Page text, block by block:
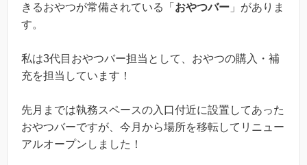
きるおやつが常備されている「 おやつバー 」がありま
す。
私は3代目おやつバー担当として、おやつの購入・補
充を担当しています！
先月までは執務スペースの入口付近に設置してあった
おやつバーですが、今月から場所を移転してリニュー
アルオープンしました！